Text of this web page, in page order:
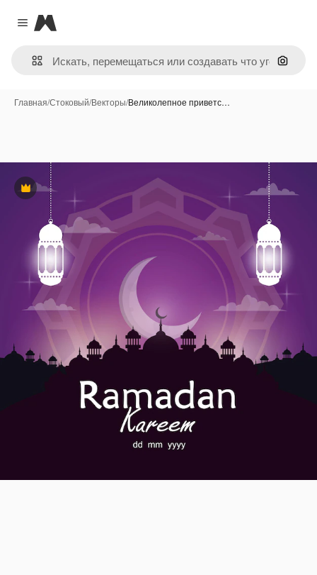
Close menu
Magnific
Поиск
Главная/Стоковый/Векторы/Великолепное приветс…
Премиум